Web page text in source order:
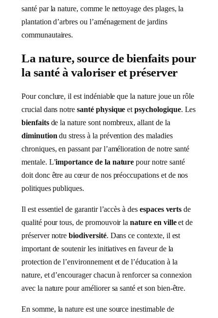
santé par la nature, comme le nettoyage des plages, la
plantation d’arbres ou l’aménagement de jardins
communautaires.
La nature, source de bienfaits pour
la santé à valoriser et préserver
Pour conclure, il est indéniable que la nature joue un rôle
crucial dans notresanté physique etpsychologique. Les
bienfaitsde la nature sont nombreux, allant de la
diminution du stress à la prévention des maladies
chroniques, en passant par l’amélioration de notre santé
mentale. L’importance de la nature pour notre santé
doit donc être au cœur de nos préoccupations et de nos
politiques publiques.
Il est essentiel de garantir l’accès à des espaces verts de
qualité pour tous, de promouvoir lanature en villeet de
préserver notrebiodiversité. Dans ce contexte, il est
important de soutenir les initiatives en faveur de la
protection de l’environnement et de l’éducation à la
nature, et d’encourager chacun à renforcer sa connexion
avec la nature pour améliorer sa santé et son bien-être.
En somme, la nature est une source inestimable de